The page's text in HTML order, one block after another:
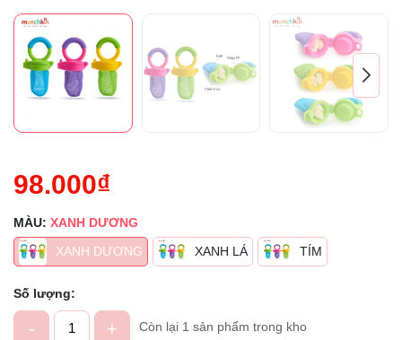
98.000₫
MÀU: XANH DƯƠNG
XANH DƯƠNG
XANH LÁ TÍM
Số lượng:
- + Còn lại 1 sản phẩm trong kho
Điều kiện: